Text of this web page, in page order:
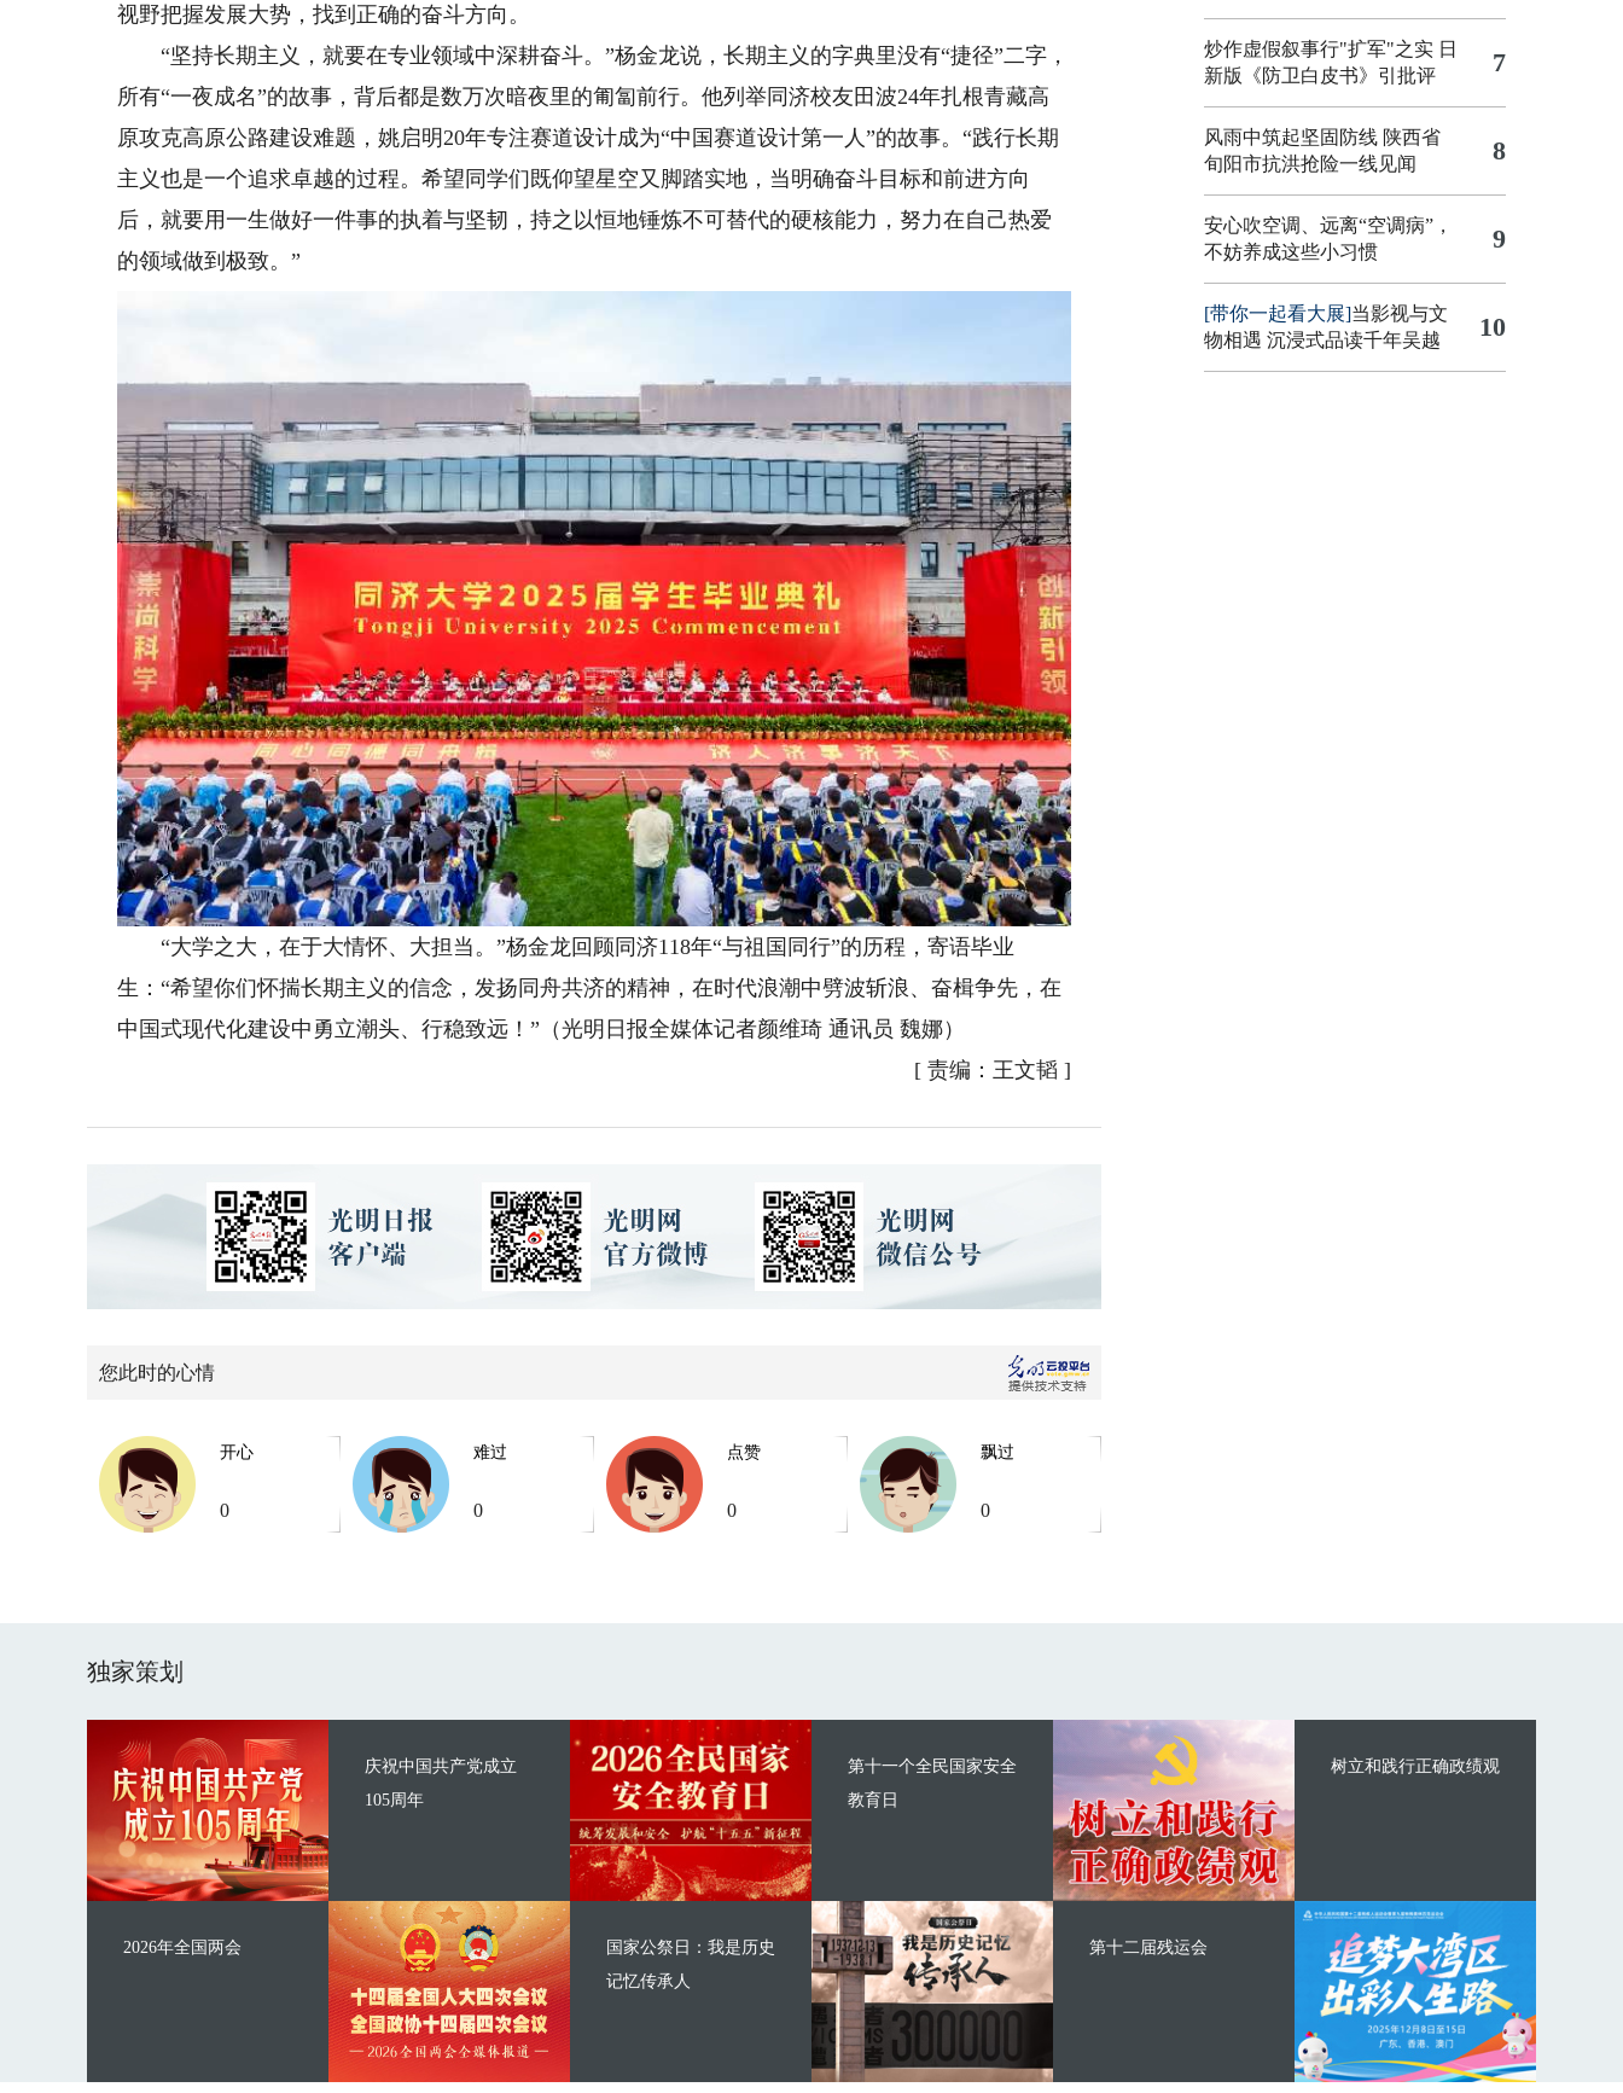
视野把握发展大势，找到正确的奋斗方向。
“坚持长期主义，就要在专业领域中深耕奋斗。”杨金龙说，长期主义的字典里没有“捷径”二字，
所有“一夜成名”的故事，背后都是数万次暗夜里的匍匐前行。他列举同济校友田波24年扎根青藏高
原攻克高原公路建设难题，姚启明20年专注赛道设计成为“中国赛道设计第一人”的故事。“践行长期
主义也是一个追求卓越的过程。希望同学们既仰望星空又脚踏实地，当明确奋斗目标和前进方向
后，就要用一生做好一件事的执着与坚韧，持之以恒地锤炼不可替代的硬核能力，努力在自己热爱
的领域做到极致。”
“大学之大，在于大情怀、大担当。”杨金龙回顾同济118年“与祖国同行”的历程，寄语毕业
生：“希望你们怀揣长期主义的信念，发扬同舟共济的精神，在时代浪潮中劈波斩浪、奋楫争先，在
中国式现代化建设中勇立潮头、行稳致远！”（光明日报全媒体记者颜维琦 通讯员 魏娜）
[ 责编：王文韬 ]
您此时的心情
开心
0
难过
0
点赞
0
飘过
0
炒作虚假叙事行"扩军"之实 日
新版《防卫白皮书》引批评
7
风雨中筑起坚固防线 陕西省
旬阳市抗洪抢险一线见闻
8
安心吹空调、远离“空调病”，
不妨养成这些小习惯
9
[带你一起看大展]当影视与文
物相遇 沉浸式品读千年吴越
10
独家策划
庆祝中国共产党成立
105周年
2026年全国两会
第十一个全民国家安全
教育日
国家公祭日：我是历史
记忆传承人
树立和践行正确政绩观
第十二届残运会